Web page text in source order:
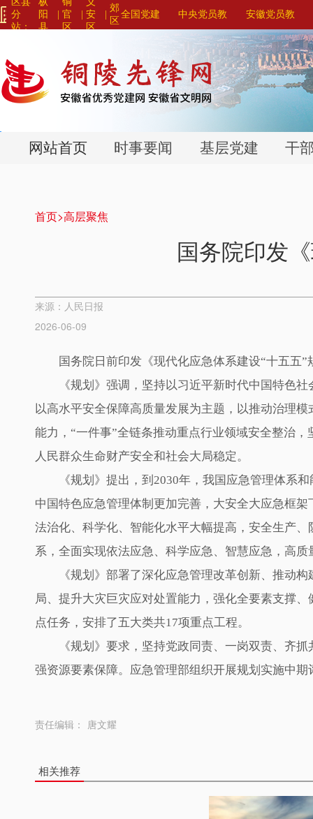
分
站：
阳
县
官
区
|安
区
|
郊
区
全国党建 中央党员教
育系列平台>
>
安徽党员教
育系列平台>
>
网站首页 时事要闻 基层党建 干
首页>高层聚焦
国务院印发
来源：人民日报
2026-06-09
国务院日前印发《现代化应急体系建设“十五五
《规划》强调，坚持以习近平新时代中国特色社
以高水平安全保障高质量发展为主题，以推动治理
能力，“一件事”全链条推动重点行业领域安全整治
人民群众生命财产安全和社会大局稳定。
《规划》提出，到2030年，我国应急管理体系和
中国特色应急管理体制更加完善，大安全大应急框
法治化、科学化、智能化水平大幅提高，安全生产
系，全面实现依法应急、科学应急、智慧应急，高
《规划》部署了深化应急管理改革创新、推动构
局、提升大灾巨灾应对处置能力，强化全要素支撑
点任务，安排了五大类共17项重点工程。
《规划》要求，坚持党政同责、一岗双责、齐抓
强资源要素保障。应急管理部组织开展规划实施中
责任编辑： 唐文耀
相关推荐